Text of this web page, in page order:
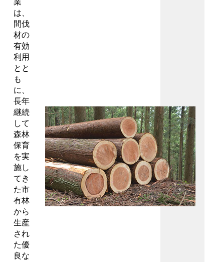
業
は、
間伐
材の
有効
利用
とと
も
に、
長年
継続
して
森林
保育
を実
施し
てき
た市
有林
から
生産
され
た優
良な